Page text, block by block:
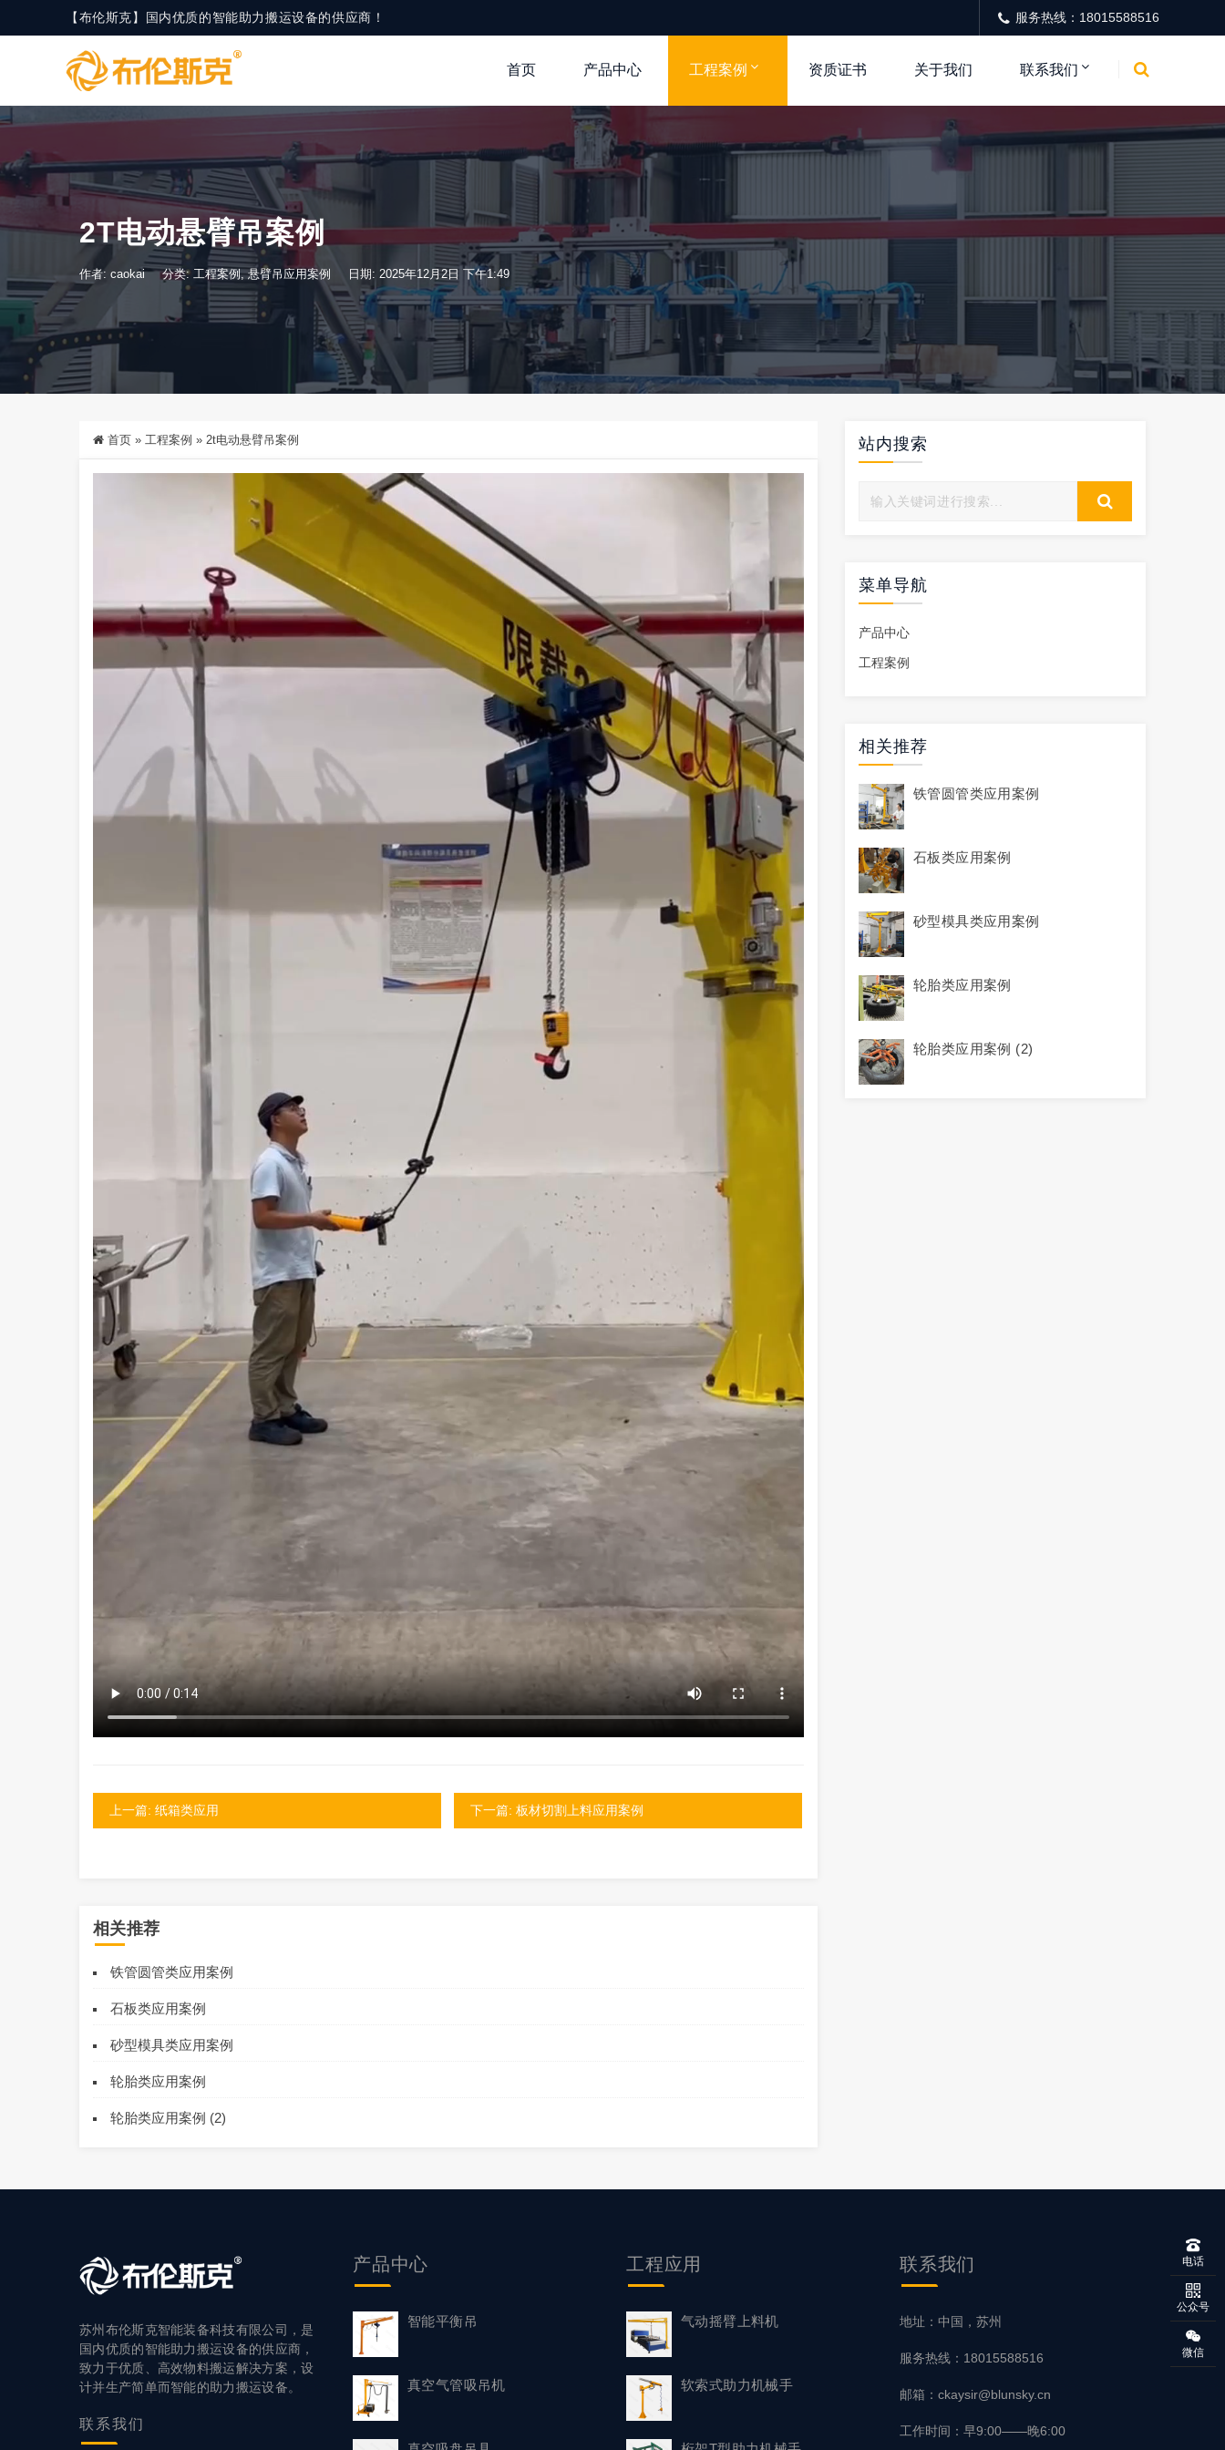
【布伦斯克】国内优质的智能助力搬运设备的供应商！ 服务热线：18015588516
首页 产品中心 工程案例 资质证书 关于我们 联系我们
2T电动悬臂吊案例
作者: caokai 分类: 工程案例,悬臂吊应用案例 日期: 2025年12月2日 下午1:49
首页 » 工程案例 » 2t电动悬臂吊案例
上一篇: 纸箱类应用 下一篇: 板材切割上料应用案例
相关推荐
铁管圆管类应用案例
石板类应用案例
砂型模具类应用案例
轮胎类应用案例
轮胎类应用案例 (2)
站内搜索
菜单导航
产品中心
工程案例
相关推荐
铁管圆管类应用案例
石板类应用案例
砂型模具类应用案例
轮胎类应用案例
轮胎类应用案例 (2)
苏州布伦斯克智能装备科技有限公司，是
国内优质的智能助力搬运设备的供应商，
致力于优质、高效物料搬运解决方案，设
计并生产简单而智能的助力搬运设备。
联系我们
产品中心
智能平衡吊
真空气管吸吊机
工程应用
气动摇臂上料机
软索式助力机械手
联系我们
地址：中国，苏州
服务热线：18015588516
邮箱：ckaysir@blunsky.cn
工作时间：早9:00——晚6:00
电话
公众号
微信